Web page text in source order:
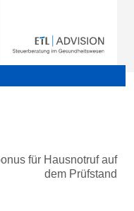
für Hausnotruf auf
dem Prüfstand